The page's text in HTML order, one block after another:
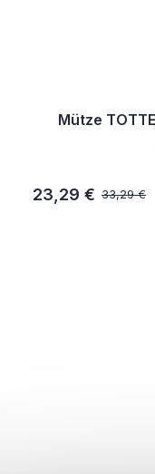
Mütze
33,29 €
23,29 €